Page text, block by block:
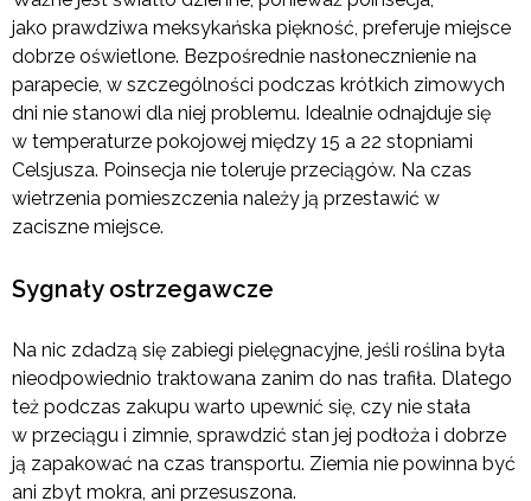
jako prawdziwa meksykańska piękność, preferuje miejsce
dobrze oświetlone. Bezpośrednie nasłonecznienie na
parapecie, w szczególności podczas krótkich zimowych
dni nie stanowi dla niej problemu. Idealnie odnajduje się
w temperaturze pokojowej między 15 a 22 stopniami
Celsjusza. Poinsecja nie toleruje przeciągów. Na czas
wietrzenia pomieszczenia należy ją przestawić w
zaciszne miejsce.
Sygnały ostrzegawcze
Na nic zdadzą się zabiegi pielęgnacyjne, jeśli roślina była
nieodpowiednio traktowana zanim do nas trafiła. Dlatego
też podczas zakupu warto upewnić się, czy nie stała
w przeciągu i zimnie, sprawdzić stan jej podłoża i dobrze
ją zapakować na czas transportu. Ziemia nie powinna być
ani zbyt mokra, ani przesuszona.